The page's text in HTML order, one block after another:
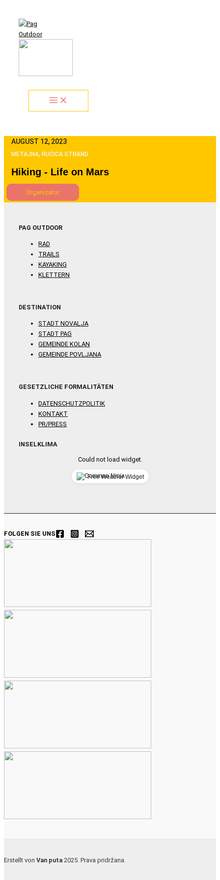
springen
AUGUST 12, 2023
METAJNA, RUČICA STRAND
Hiking - Life on Mars
Organizator
PAG OUTDOOR
RAD
TRAILS
KAYAKING
KLETTERN
DESTINATION
STADT NOVALJA
STADT PAG
GEMEINDE KOLAN
GEMEINDE POVLJANA
GESETZLICHE FORMALITÄTEN
DATENSCHUTZPOLITIK
KONTAKT
PR/PRESS
INSELKLIMA
Could not load widget.
Free Weather Widget
FOLGEN SIE UNS
Erstellt von Van puta 2025. Prava pridržana.